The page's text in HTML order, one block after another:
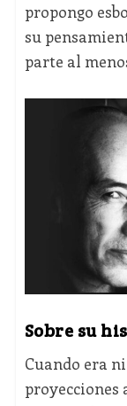
propongo
su
parte al
Sobre su
Cuando era
proyecciones